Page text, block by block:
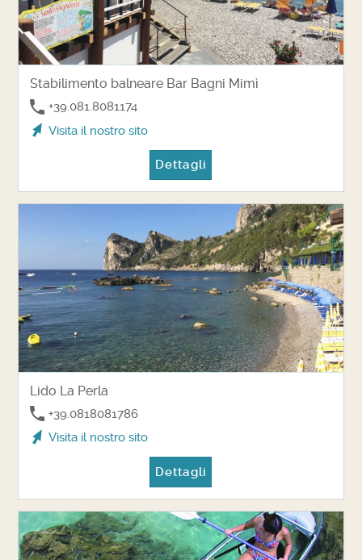
Stabilimento balneare Bar Bagni Mimì
+39.081.8081174
Visita il nostro sito
Dettagli
Lido La Perla
+39.0818081786
Visita il nostro sito
Dettagli